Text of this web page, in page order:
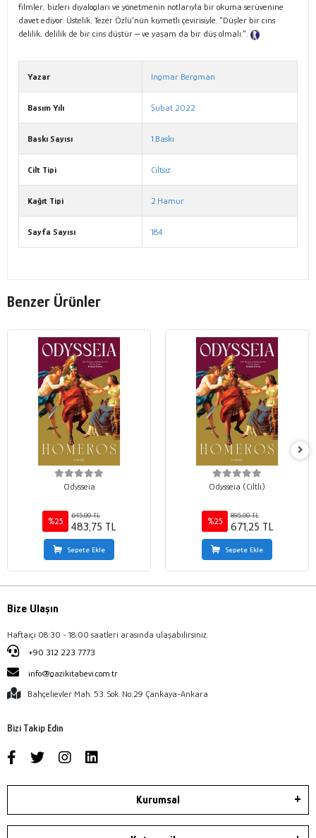
filmler, bizleri diyalogları ve yönetmenin notlarıyla bir okuma serüvenine
davet ediyor. Üstelik, Tezer Özlü’nün kıymetli çevirisiyle. “Düşler bir cins
delilik, delilik de bir cins düştür ‒ ve yaşam da bir düş olmalı.”.
Yazar Ingmar Bergman
Basım Yılı Şubat 2022
Baskı Sayısı 1.Baskı
Cilt Tipi Ciltsiz
Kağıt Tipi 2.Hamur
Sayfa Sayısı 184
Benzer Ürünler
Odysseia
%25
645,00 TL
483,75 TL
Sepete Ekle
Odysseia (Ciltli)
%25
895,00 TL
671,25 TL
Sepete Ekle
Bize Ulaşın
Haftaiçi 08:30 - 18:00 saatleri arasında ulaşabilirsiniz.
+90 312 223 7773
info@gazikitabevi.com.tr
Bahçelievler Mah. 53. Sok. No:29 Çankaya-Ankara
Bizi Takip Edin
Kurumsal